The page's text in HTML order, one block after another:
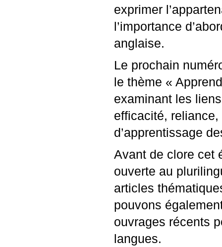
exprimer
l’importance
anglaise.
Le prochain
le thème «
examinant les
efficacité,
d’apprentissage
Avant de clore cet
ouverte au
articles
pouvons
ouvrages récents
langues.